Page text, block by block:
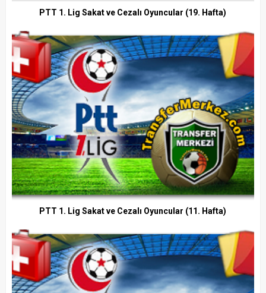
PTT 1. Lig Sakat ve Cezalı Oyuncular (19. Hafta)
PTT 1. Lig Sakat ve Cezalı Oyuncular (11. Hafta)